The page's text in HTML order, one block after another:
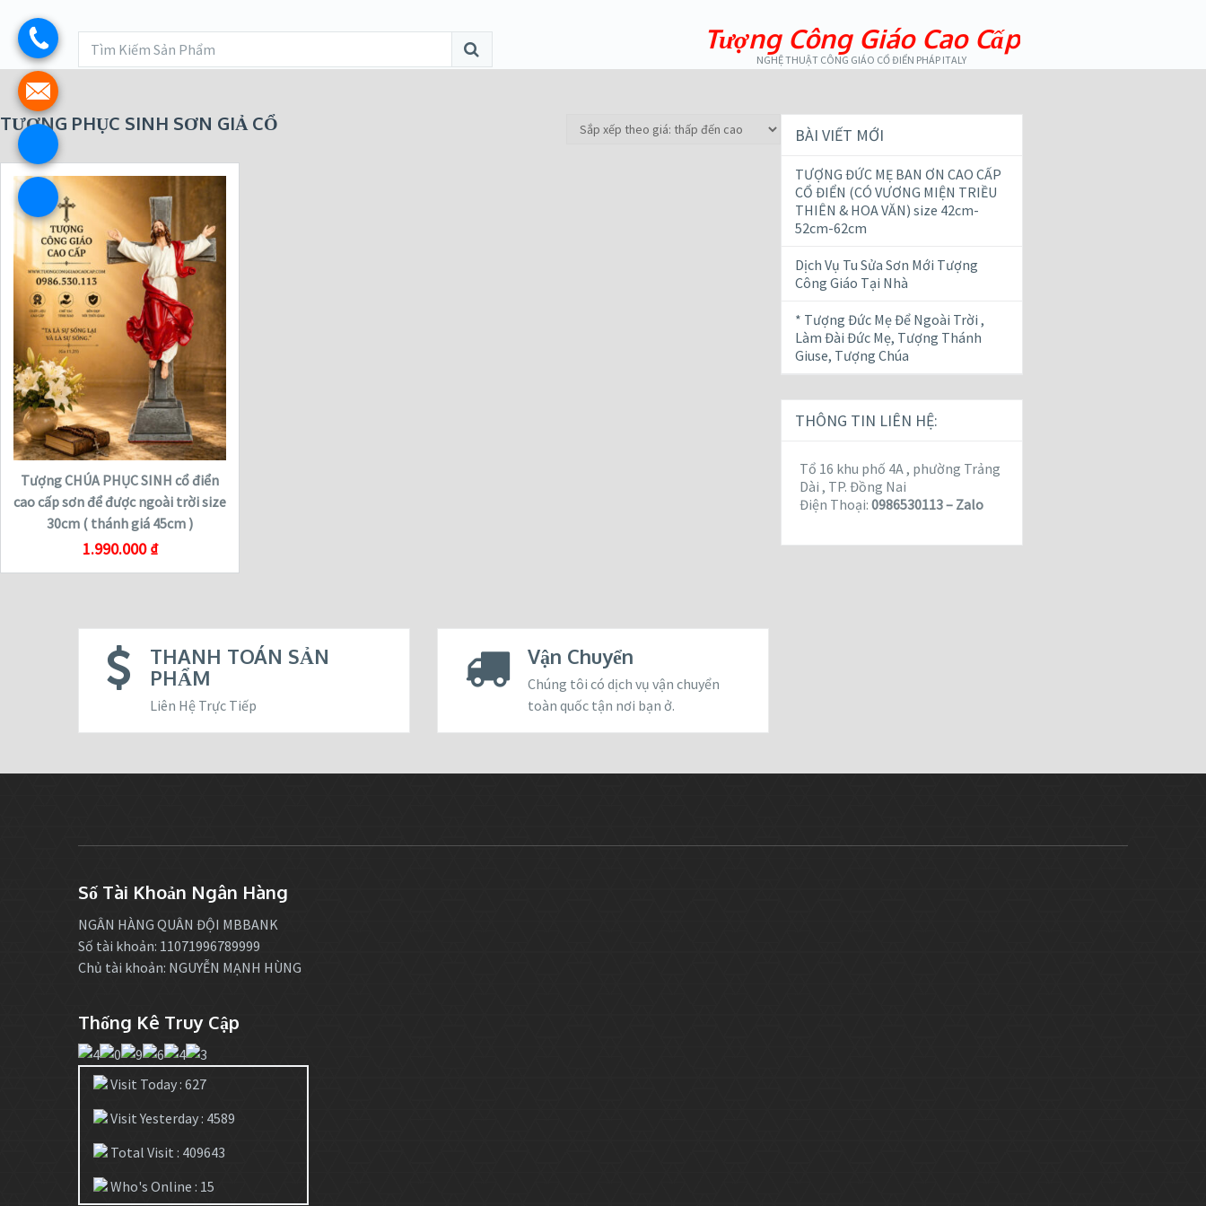
Tượng Công Giáo Cao Cấp
NGHỆ THUẬT CÔNG GIÁO CỔ ĐIỂN PHÁP ITALY
TƯỢNG PHỤC SINH SƠN GIẢ CỔ
Tượng CHÚA PHỤC SINH cổ điển
cao cấp sơn để được ngoài trời size
30cm ( thánh giá 45cm )
1.990.000₫
BÀI VIẾT MỚI
TƯỢNG ĐỨC MẸ BAN ƠN CAO CẤP
CỔ ĐIỂN (CÓ VƯƠNG MIỆN TRIỀU
THIÊN & HOA VĂN) size 42cm-
52cm-62cm
Dịch Vụ Tu Sửa Sơn Mới Tượng
Công Giáo Tại Nhà
* Tượng Đức Mẹ Để Ngoài Trời ,
Làm Đài Đức Mẹ, Tượng Thánh
Giuse, Tượng Chúa
THÔNG TIN LIÊN HỆ:
Tổ 16 khu phố 4A , phường Trảng
Dài , TP. Đồng Nai
Điện Thoại: 0986530113 – Zalo
THANH TOÁN SẢN
PHẨM
Liên Hệ Trực Tiếp
Vận Chuyển
Chúng tôi có dịch vụ vận chuyển
toàn quốc tận nơi bạn ở.
Số Tài Khoản Ngân Hàng
NGÂN HÀNG QUÂN ĐỘI MBBANK
Số tài khoản: 11071996789999
Chủ tài khoản: NGUYỄN MẠNH HÙNG
Thống Kê Truy Cập
Visit Today : 627
Visit Yesterday : 4589
Total Visit : 409643
Who's Online : 15